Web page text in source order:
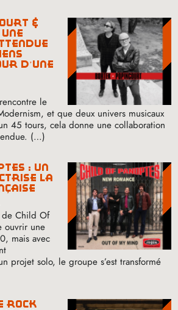
d’une
le
et que deux univers musicaux
45 tours, cela donne une collaboration
(…)
la
de Child Of
ouvrir une
mais avec
projet solo, le groupe s’est transformé